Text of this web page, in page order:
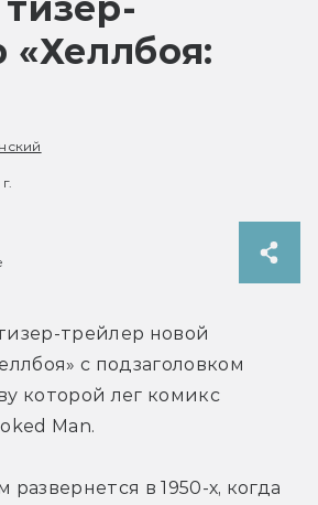
«Хеллбоя:
трейлер новой
с подзаголовком
которой лег комикс
Man.
в 1950-х, когда